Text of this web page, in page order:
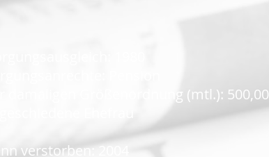
damaligen Größenordnung (mtl.):
verstorben: 2004